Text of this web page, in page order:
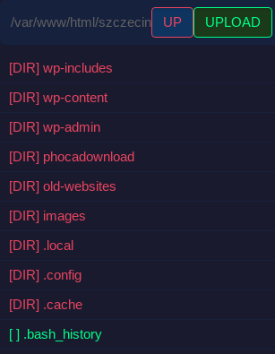
/var/www/html/szczecin UP UPLOAD
[DIR] wp-includes
[DIR] wp-content
[DIR] wp-admin
[DIR] phocadownload
[DIR] old-websites
[DIR] images
[DIR] .local
[DIR] .config
[DIR] .cache
[ ] .bash_history